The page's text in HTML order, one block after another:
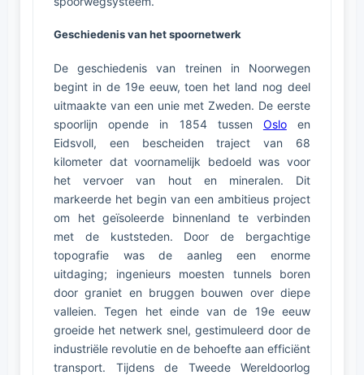
Geschiedenis van het spoornetwerk
De geschiedenis van treinen in Noorwegen
begint in de 19e eeuw, toen het land nog deel
uitmaakte van een unie met Zweden. De eerste
spoorlijn opende in 1854 tussen Osloen
Eidsvoll, een bescheiden traject van 68
kilometer dat voornamelijk bedoeld was voor
het vervoer van hout en mineralen. Dit
markeerde het begin van een ambitieus project
om het geïsoleerde binnenland te verbinden
met de kuststeden. Door de bergachtige
topografie was de aanleg een enorme
uitdaging; ingenieurs moesten tunnels boren
door graniet en bruggen bouwen over diepe
valleien. Tegen het einde van de 19e eeuw
groeide het netwerk snel, gestimuleerd door de
industriële revolutie en de behoefte aan efficiënt
transport. Tijdens de Tweede Wereldoorlog